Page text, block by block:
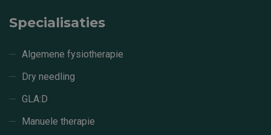
Specialisaties
Algemene fysiotherapie
Dry needling
GLA:D
Manuele therapie